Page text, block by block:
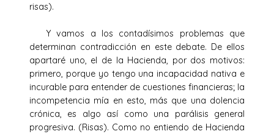
risas).
Y vamos a los contadísimos problemas que
determinan contradicción en este debate. De ellos
apartaré uno, el de la Hacienda, por dos motivos:
primero, porque yo tengo una incapacidad nativa e
incurable para entender de cuestiones financieras; la
incompetencia mía en esto, más que una dolencia
crónica, es algo así como una parálisis general
progresiva. (Risas). Como no entiendo de Hacienda